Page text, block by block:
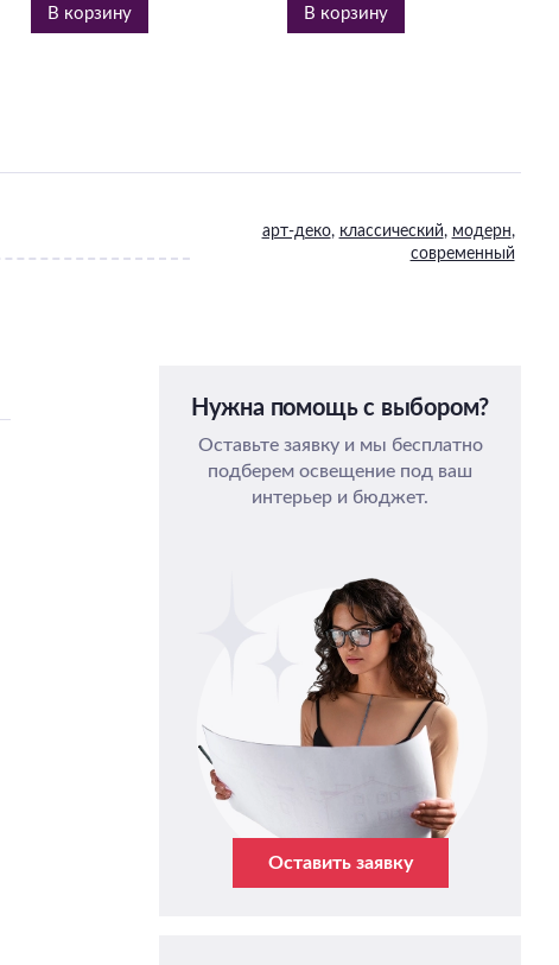
В корзину В корзину
арт-деко, классический, модерн,
современный
Нужна помощь с выбором?
Оставьте заявку и мы бесплатно
подберем освещение под ваш
интерьер и бюджет.
Оставить заявку